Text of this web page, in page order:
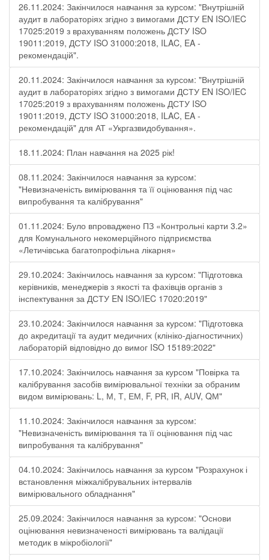
26.11.2024: Закінчилося навчання за курсом: "Внутрішній
аудит в лабораторіях згідно з вимогами ДСТУ EN ISO/IEC
17025:2019 з врахуванням положень ДСТУ ISO
19011:2019, ДСТУ ISO 31000:2018, ILAC, EA -
рекомендацій".
20.11.2024: Закінчилося навчання за курсом: "Внутрішній
аудит в лабораторіях згідно з вимогами ДСТУ EN ISO/IEC
17025:2019 з врахуванням положень ДСТУ ISO
19011:2019, ДСТУ ISO 31000:2018, ILAC, EA -
рекомендацій" для АТ «Укргазвидобування».
18.11.2024: План навчання на 2025 рік!
08.11.2024: Закінчилося навчання за курсом:
"Невизначеність вимірювання та її оцінювання під час
випробування та калібрування"
01.11.2024: Було впроваджено ПЗ «Контрольні карти 3.2»
для Комунального некомерційного підприємства
«Летичівська багатопрофільна лікарня»
29.10.2024: Закінчилось навчання за курсом: "Підготовка
керівників, менеджерів з якості та фахівців органів з
інспектування за ДСТУ EN ISO/IEC 17020:2019"
23.10.2024: Закінчилося навчання за курсом: "Підготовка
до акредитації та аудит медичних (клініко-діагностичних)
лабораторій відповідно до вимог ISO 15189:2022"
17.10.2024: Закінчилось навчання за курсом "Повірка та
калібрування засобів вимірювальної техніки за обраним
видом вимірювань: L, М, Т, ЕМ, F, РR, ІR, АUV, QМ"
11.10.2024: Закінчилося навчання за курсом:
"Невизначеність вимірювання та її оцінювання під час
випробування та калібрування"
04.10.2024: Закінчилось навчання за курсом "Розрахунок і
встановлення міжкалібрувальних інтервалів
вимірювального обладнання"
25.09.2024: Закінчилося навчання за курсом: "Основи
оцінювання невизначеності вимірювань та валідації
методик в мікробіології"